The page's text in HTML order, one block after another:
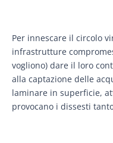
Per innescare il circolo
infrastrutture
vogliono) dare il loro
alla captazione delle
laminare in superficie,
provocano i dissesti